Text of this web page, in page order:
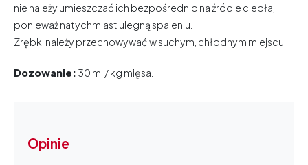
nie należy umieszczać ich bezpośrednio na źródle ciepła,
ponieważ natychmiast ulegną spaleniu.
Zrębki należy przechowywać w suchym, chłodnym miejscu.
Dozowanie: 30 ml / kg mięsa.
Opinie